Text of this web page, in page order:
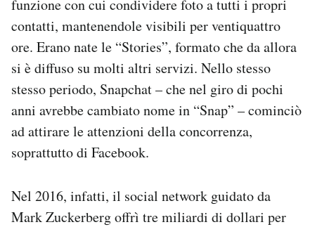
funzione con cui condividere foto a tutti i propri
contatti, mantenendole visibili per ventiquattro
ore. Erano nate le “Stories”, formato che da allora
si è diffuso su molti altri servizi. Nello stesso
stesso periodo, Snapchat – che nel giro di pochi
anni avrebbe cambiato nome in “Snap” – cominciò
ad attirare le attenzioni della concorrenza,
soprattutto di Facebook.
Nel 2016, infatti, il social network guidato da
Mark Zuckerberg offrì tre miliardi di dollari per